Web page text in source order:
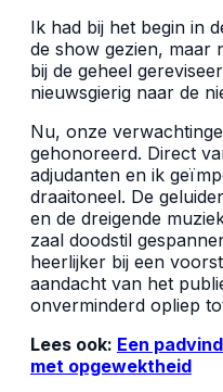
Ik had bij het begin in
de show gezien, maar
bij de geheel
nieuwsgierig naar de
Nu, onze
gehonoreerd. Direct
adjudanten en ik
draaitoneel. De
en de dreigende
zaal doodstil
heerlijker bij een
aandacht van het
onverminderd opliep
Lees ook: Een
met opgewektheid